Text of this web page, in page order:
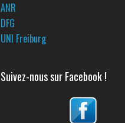
ANR
DFG
UNI Freiburg
Suivez-nous sur Facebook !